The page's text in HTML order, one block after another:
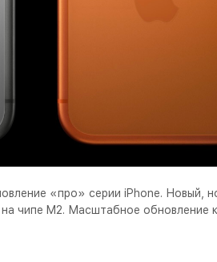
«про» серии iPhone.
чипе M2. Масштабное